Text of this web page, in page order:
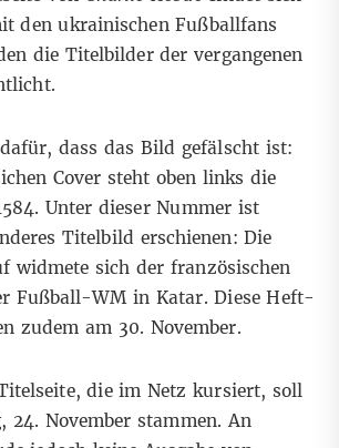
den ukrainischen Fußballfans
die Titelbilder der vergangenen
dass das Bild gefälscht ist:
Cover steht oben links die
Unter dieser Nummer ist
Titelbild erschienen: Die
widmete sich der französischen
Fußball-WM in Katar. Diese Heft-
zudem am 30. November.
die im Netz kursiert, soll
24. November stammen. An